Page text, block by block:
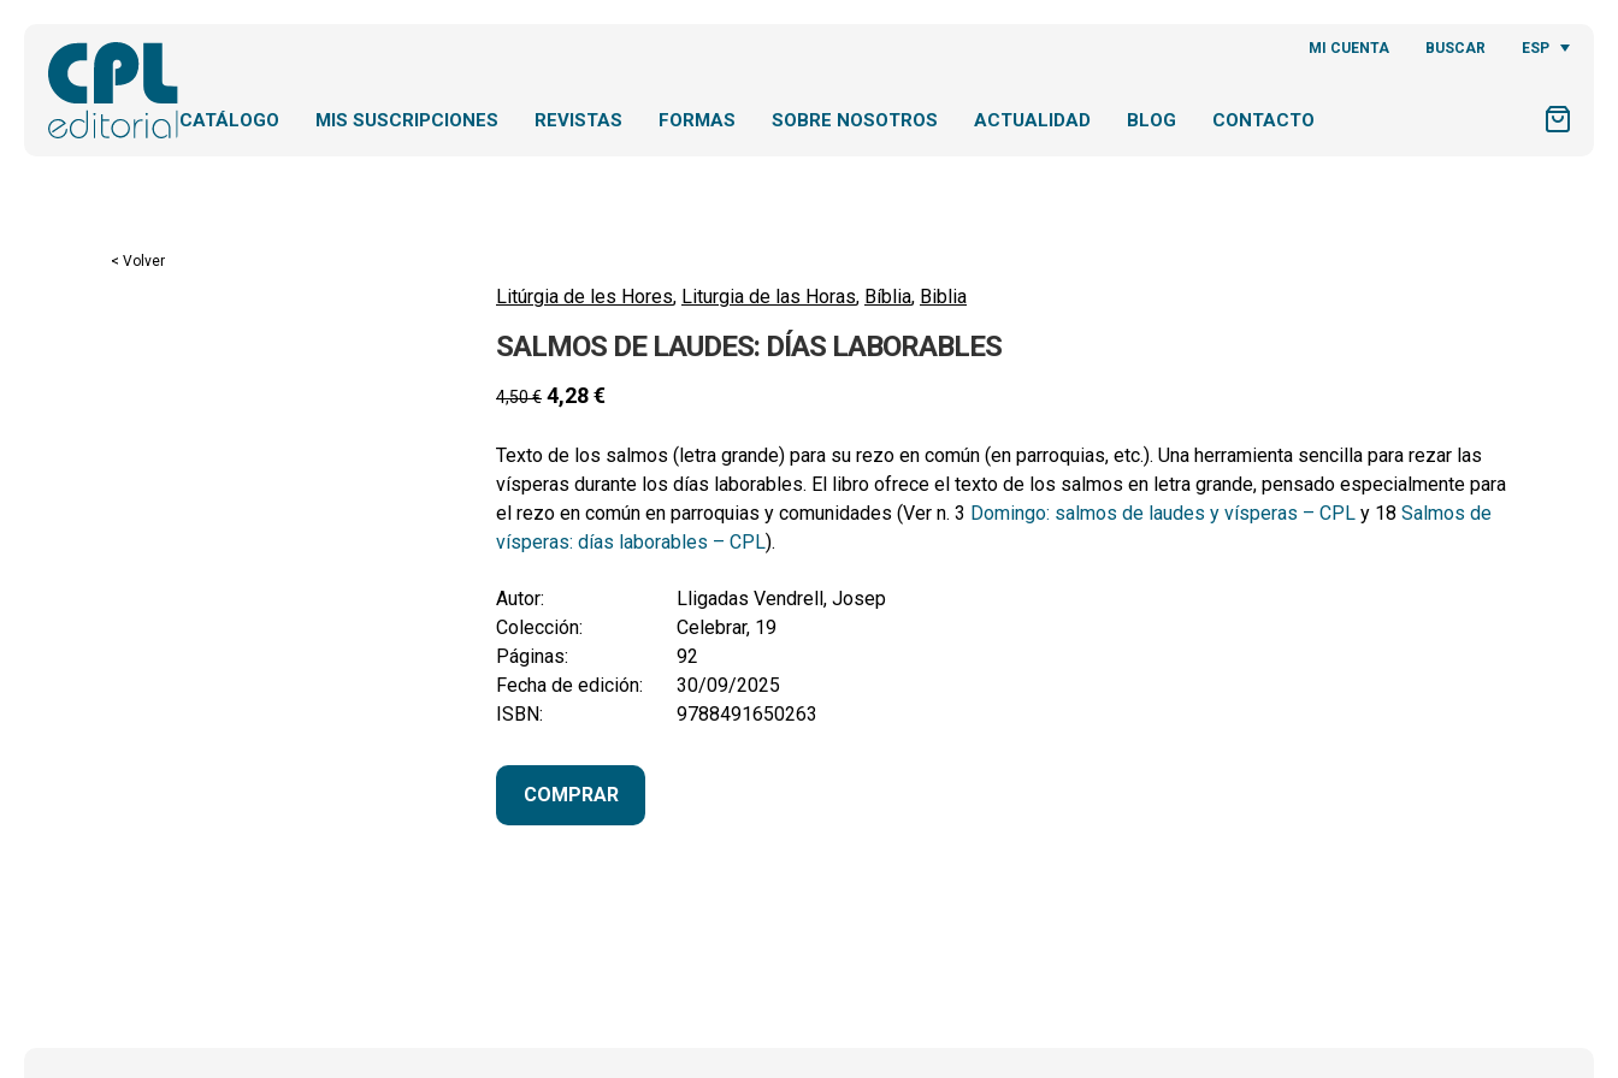
MI CUENTA BUSCAR ESP
CATÁLOGO MIS SUSCRIPCIONES REVISTAS FORMAS SOBRE NOSOTROS ACTUALIDAD BLOG CONTACTO
< Volver
Litúrgia de les Hores, Liturgia de las Horas, Bíblia, Biblia
SALMOS DE LAUDES: DÍAS LABORABLES
4,50€ 4,28€
Texto de los salmos (letra grande) para su rezo en común (en parroquias, etc.). Una herramienta sencilla para rezar las
vísperas durante los días laborables. El libro ofrece el texto de los salmos en letra grande, pensado especialmente para
el rezo en común en parroquias y comunidades (Ver n. 3 Domingo: salmos de laudes y vísperas – CPL y 18 Salmos de
vísperas: días laborables – CPL).
Autor:
Lligadas Vendrell, Josep
Colección:
Celebrar, 19
Páginas:
92
Fecha de edición:
30/09/2025
ISBN:
9788491650263
COMPRAR